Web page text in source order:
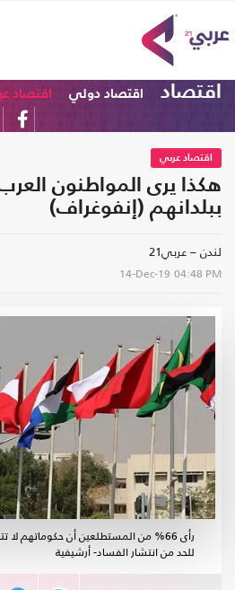
اقتصاد اقتصاد دولي اقتصاد
اقتصاد عربي
هكذا يرى المواطنون
ببلدانهم (إنفوغراف)
لندن – عربي21
14-Dec-19 04:48 PM
رأى 66% من المستطلعين أن حكوماتهم
للحد من انتشار الفساد- أرشيفية